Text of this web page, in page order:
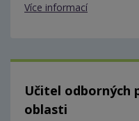
Více informací
Učitel odborných
oblasti